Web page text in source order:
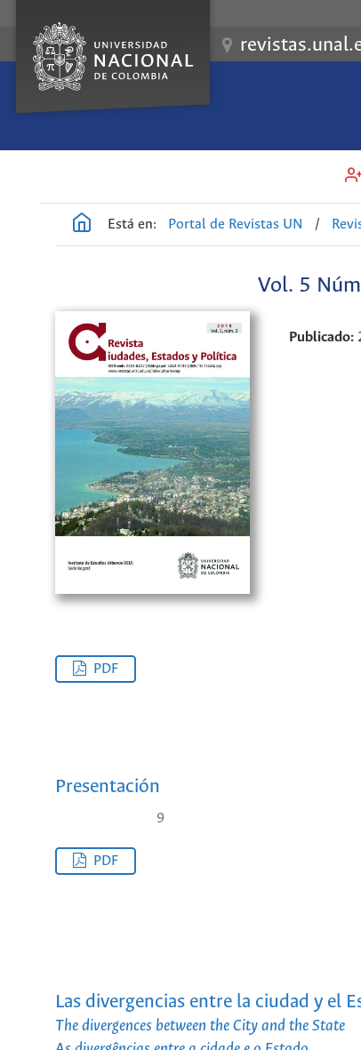
Está en: Portal de Revistas UN /
Vol. 5
Publicado:
PDF
Presentación
9
PDF
Las divergencias entre la ciudad y el
The divergences between the City and the State